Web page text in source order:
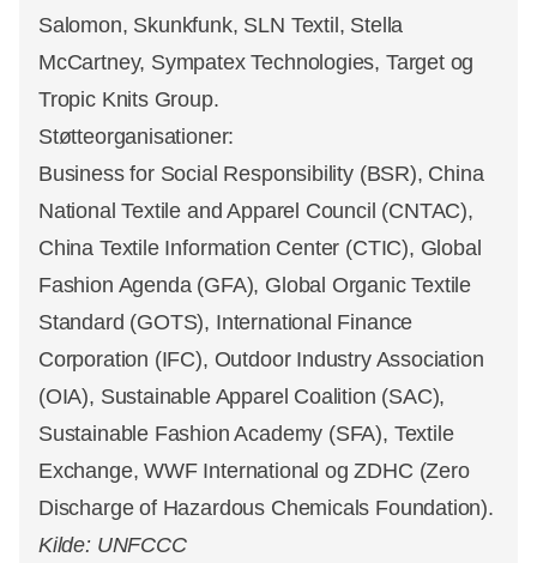
Salomon, Skunkfunk, SLN Textil, Stella
McCartney, Sympatex Technologies, Target og
Tropic Knits Group.
Støtteorganisationer:
Business for Social Responsibility (BSR), China
National Textile and Apparel Council (CNTAC),
China Textile Information Center (CTIC), Global
Fashion Agenda (GFA), Global Organic Textile
Standard (GOTS), International Finance
Corporation (IFC), Outdoor Industry Association
(OIA), Sustainable Apparel Coalition (SAC),
Sustainable Fashion Academy (SFA), Textile
Exchange, WWF International og ZDHC (Zero
Discharge of Hazardous Chemicals Foundation).
Kilde: UNFCCC